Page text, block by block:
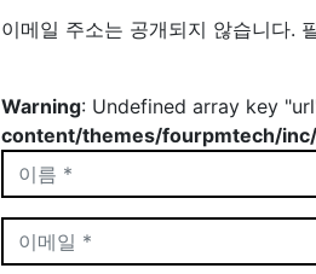
이메일 주소는 공개되지 않습니다.
Warning: Undefined array key
content/themes/fourpmtech/